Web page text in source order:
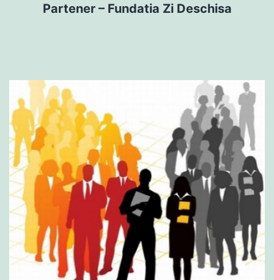
Partener – Fundatia Zi Deschisa